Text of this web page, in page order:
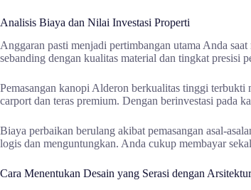
Analisis Biaya dan Nilai Investasi Properti
Anggaran pasti menjadi pertimbangan utama Anda
sebanding dengan kualitas material dan tingkat presisi
Pemasangan kanopi Alderon berkualitas tinggi
carport dan teras premium. Dengan berinvestasi pada
Biaya perbaikan berulang akibat pemasangan asal-
logis dan menguntungkan. Anda cukup membayar
Cara Menentukan Desain yang Serasi dengan Arsitektur